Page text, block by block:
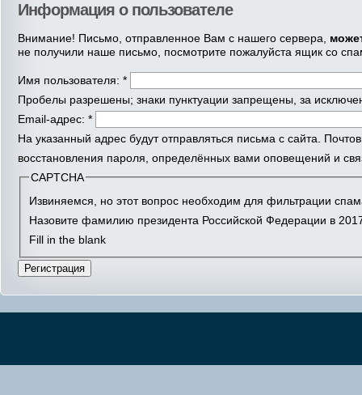
Информация о пользователе
Внимание! Письмо, отправленное Вам с нашего сервера,
не получили наше письмо, посмотрите пожалуйста ящик со
Имя пользователя: *
Пробелы разрешены; знаки пунктуации запрещены, за
Email-адрес: *
На указанный адрес будут отправляться письма с сайта.
восстановления пароля, определённых вами оповещений и
CAPTCHA
Извиняемся, но этот вопрос необходим для фильтрации
Назовите фамилию президента Российской Федерации в
Fill in the blank